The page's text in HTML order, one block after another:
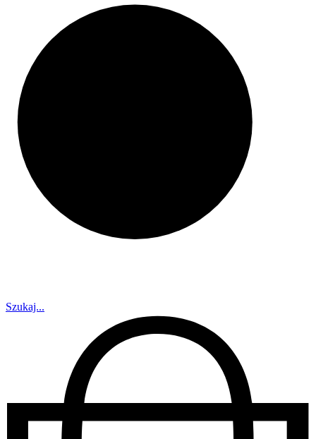
Szukaj...